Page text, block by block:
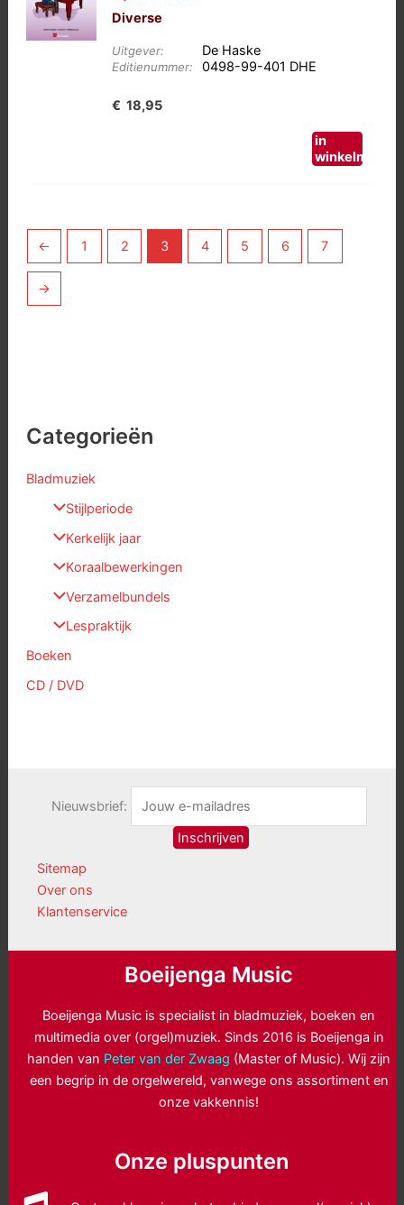
Categorieën
Bladmuziek
Stijlperiode
Kerkelijk jaar
Koraalbewerkingen
Verzamelbundels
Lespraktijk
Boeken
CD / DVD
Diverse
Uitgever: De Haske
Editienummer: 0498-99-401 DHE
€ 18,95
in
winkelmand
← 1 2 3 4 5 6 7
→
Nieuwsbrief:
Sitemap
Over ons
Klantenservice
Boeijenga Music
Boeijenga Music is specialist in bladmuziek, boeken en
multimedia over (orgel)muziek. Sinds 2016 is Boeijenga in
handen van Peter van der Zwaag (Master of Music). Wij zijn
een begrip in de orgelwereld, vanwege ons assortiment en
onze vakkennis!
Onze pluspunten